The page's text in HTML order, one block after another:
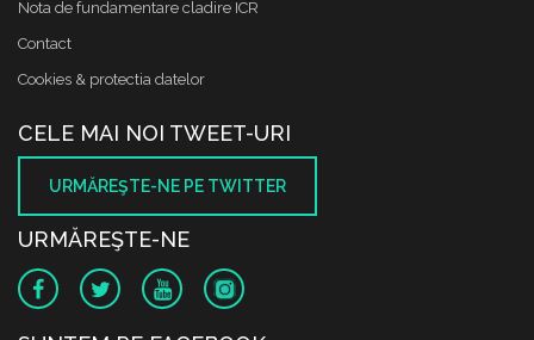
Nota de fundamentare cladire ICR
Contact
Cookies & protectia datelor
CELE MAI NOI TWEET-URI
URMĂREŞTE-NE PE TWITTER
URMĂREŞTE-NE